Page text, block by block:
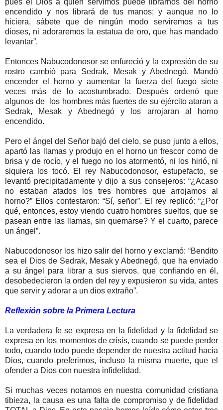
pues el Dios a quien servimos puede librarnos del horno
encendido y nos librará de tus manos; y aunque no lo
hiciera, sábete que de ningún modo serviremos a tus
dioses, ni adoraremos la estatua de oro, que has mandado
levantar”.
Entonces Nabucodonosor se enfureció y la expresión de su
rostro cambió para Sedrak, Mesak y Abednegó. Mandó
encender el horno y aumentar la fuerza del fuego siete
veces más de lo acostumbrado. Después ordenó que
algunos de los hombres más fuertes de su ejército ataran a
Sedrak, Mesak y Abednegó y los arrojaran al horno
encendido.
Pero el ángel del Señor bajó del cielo, se puso junto a ellos,
apartó las llamas y produjo en el horno un frescor como de
brisa y de rocío, y el fuego no los atormentó, ni los hirió, ni
siquiera los tocó. El rey Nabucodonosor, estupefacto, se
levantó precipitadamente y dijo a sus consejeros: “¿Acaso
no estaban atados los tres hombres que arrojamos al
horno?” Ellos contestaron: “Sí, señor”. El rey replicó: “¿Por
qué, entonces, estoy viendo cuatro hombres sueltos, que se
pasean entre las llamas, sin quemarse? Y el cuarto, parece
un ángel”.
Nabucodonosor los hizo salir del horno y exclamó: “Bendito
sea el Dios de Sedrak, Mesak y Abednegó, que ha enviado
a su ángel para librar a sus siervos, que confiando en él,
desobedecieron la orden del rey y expusieron su vida, antes
que servir y adorar a un dios extraño”.
Reflexión sobre la Primera Lectura
La verdadera fe se expresa en la fidelidad y la fidelidad se
expresa en los momentos de crisis, cuando se puede perder
todo, cuando todo puede depender de nuestra actitud hacia
Dios, cuando preferimos, incluso la misma muerte, que el
ofender a Dios con nuestra infidelidad.
Si muchas veces notamos en nuestra comunidad cristiana
tibieza, la causa es una falta de compromiso y de fidelidad